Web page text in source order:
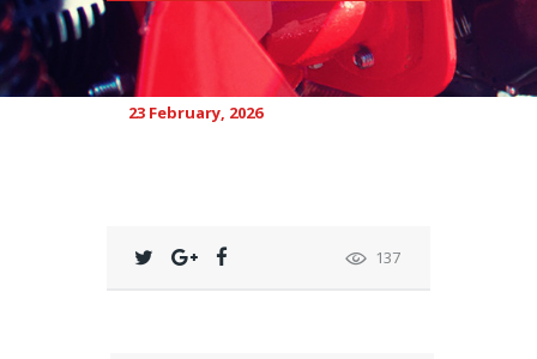
CONTACT
23 February, 2026
137